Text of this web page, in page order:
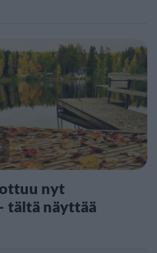
nyt
tältä näyttää